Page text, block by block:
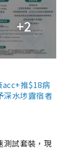
+2
acc+推$18病
深水埗露宿者
試套裝，現